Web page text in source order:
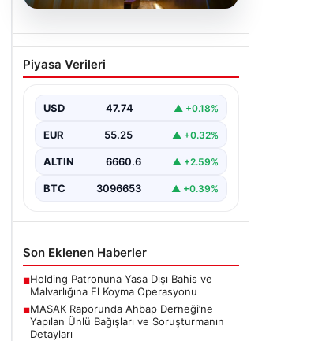
05.08.2026
Yatırım araçlarının haftalık
performansı nasıl oldu?
Piyasa Verileri
USD 47.74 ▲ +0.18%
EUR 55.25 ▲ +0.32%
ALTIN 6660.6 ▲ +2.59%
BTC 3096653 ▲ +0.39%
Son Eklenen Haberler
■Holding Patronuna Yasa Dışı Bahis ve
Malvarlığına El Koyma Operasyonu
■MASAK Raporunda Ahbap Derneği’ne
Yapılan Ünlü Bağışları ve Soruşturmanın
Detayları